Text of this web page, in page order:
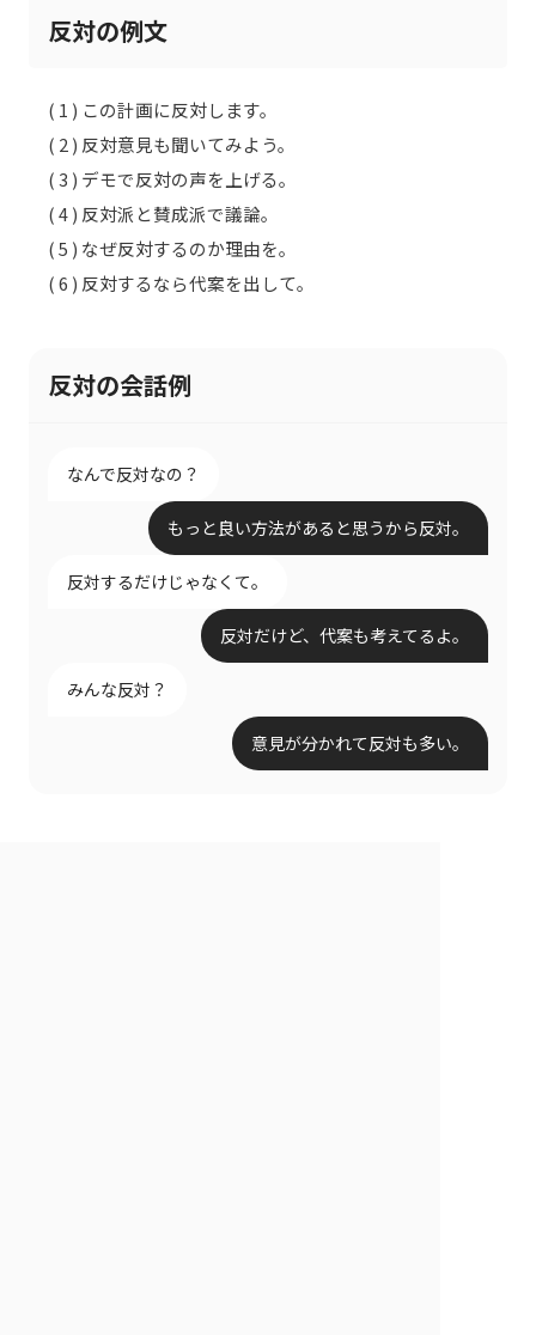
反対の例文
( 1 ) この計画に反対します。
( 2 ) 反対意見も聞いてみよう。
( 3 ) デモで反対の声を上げる。
( 4 ) 反対派と賛成派で議論。
( 5 ) なぜ反対するのか理由を。
( 6 ) 反対するなら代案を出して。
反対の会話例
なんで反対なの？
もっと良い方法があると思うから反対。
反対するだけじゃなくて。
反対だけど、代案も考えてるよ。
みんな反対？
意見が分かれて反対も多い。